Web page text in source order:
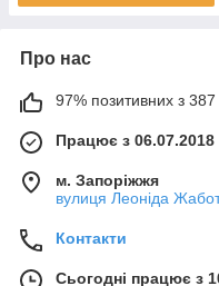
Про нас
97% позитивних з 387
Працює з 06.07.2018
м. Запоріжжя
вулиця Леоніда
Контакти
Сьогодні працює з